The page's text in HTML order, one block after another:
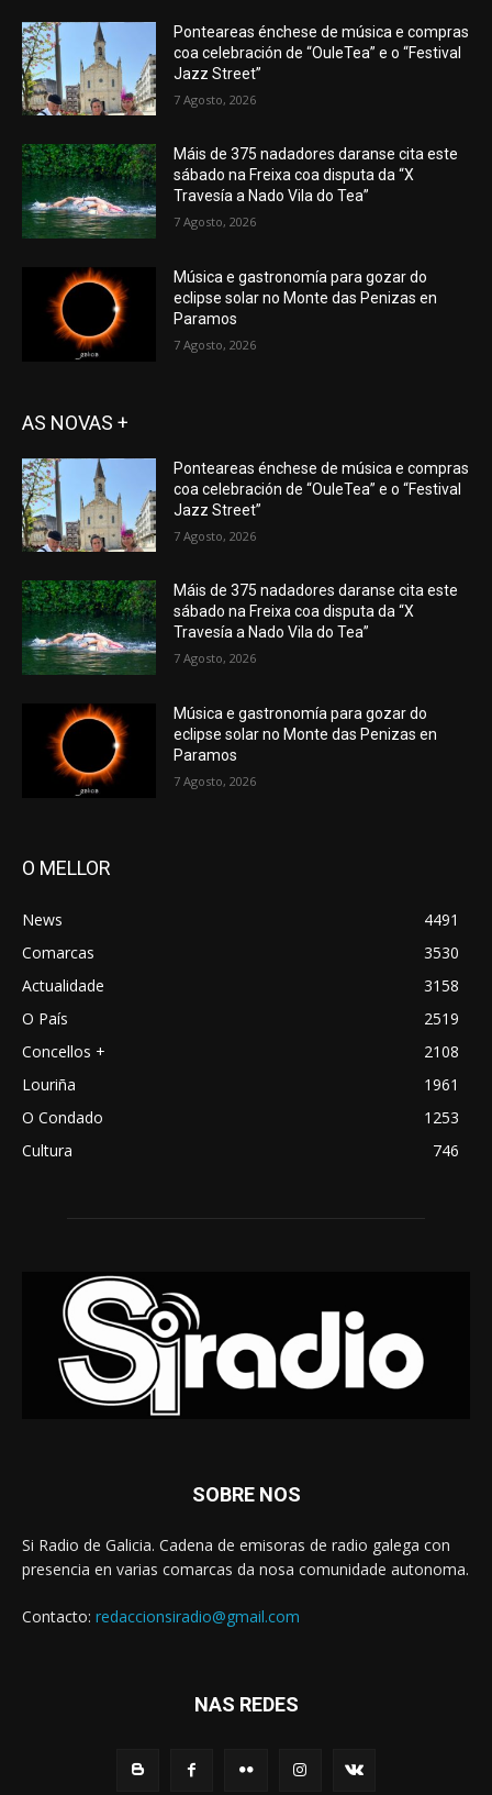
Ponteareas énchese de música e compras
coa celebración de “OuleTea” e o “Festival
Jazz Street”
7 Agosto, 2026
Máis de 375 nadadores daranse cita este
sábado na Freixa coa disputa da “X
Travesía a Nado Vila do Tea”
7 Agosto, 2026
Música e gastronomía para gozar do
eclipse solar no Monte das Penizas en
Paramos
7 Agosto, 2026
AS NOVAS +
Ponteareas énchese de música e compras
coa celebración de “OuleTea” e o “Festival
Jazz Street”
7 Agosto, 2026
Máis de 375 nadadores daranse cita este
sábado na Freixa coa disputa da “X
Travesía a Nado Vila do Tea”
7 Agosto, 2026
Música e gastronomía para gozar do
eclipse solar no Monte das Penizas en
Paramos
7 Agosto, 2026
O MELLOR
News
4491
Comarcas
3530
Actualidade
3158
O País
2519
Concellos +
2108
Louriña
1961
O Condado
1253
Cultura
746
SOBRE NOS
Si Radio de Galicia. Cadena de emisoras de radio galega con
presencia en varias comarcas da nosa comunidade autonoma.
Contacto: redaccionsiradio@gmail.com
NAS REDES